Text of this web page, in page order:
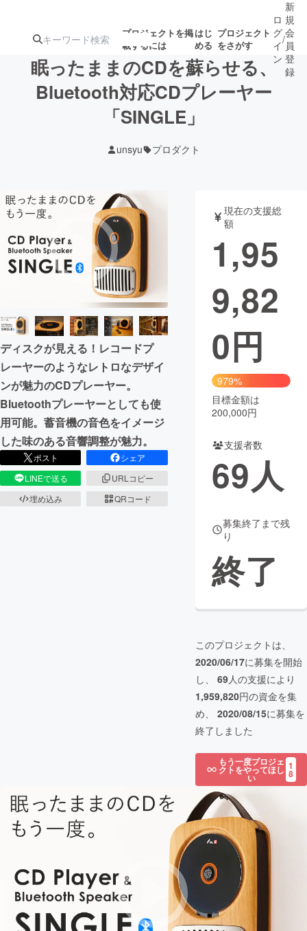
プロジェクトを掲
載するには
はじ
める
プロジェクト
をさがす
注目の新着プロ
募集終了が近いプ
テクノロジー・ガジェット
映像・映画 書籍・雑誌
ビジネス・起業 チャレンジ
まちづくり・地域活性化
CAMPFIRE for Social Good
CAMPFIRE Creation
CAMPFIREふるさと納税machi-ya コミュニティ
ロ
グ
イ
ン
/
新
規
会
員
登
録
眠ったままのCDを蘇らせる、
Bluetooth対応CDプレーヤー
「SINGLE」
unsyu プロダクト
ディスクが見える！レコードプ
レーヤーのようなレトロなデザイ
ンが魅力のCDプレーヤー。
Bluetoothプレーヤーとしても使
用可能。蓄音機の音色をイメージ
した味のある音響調整が魅力。
ポスト
シェア
LINEで送る
URLコピー
埋め込み
QRコード
現在の支援総
額
1,95
9,82
0円
979%
目標金額は
200,000円
支援者数
69人
募集終了まで残
り
終了
このプロジェクトは、
2020/06/17に募集を開始
し、 69人の支援により
1,959,820円の資金を集
め、 2020/08/15に募集を
終了しました
もう一度プロジェ
クトをやってほし
い
1
8